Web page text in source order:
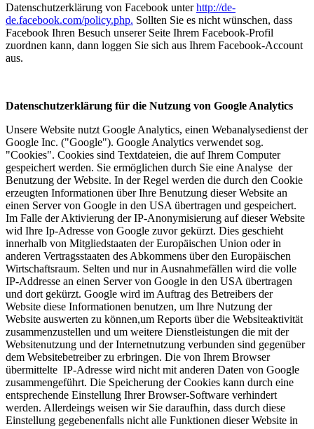
Datenschutzerklärung von Facebook unterhttp://de-
de.facebook.com/policy.php. Sollten Sie es nicht wünschen, dass
Facebook Ihren Besuch unserer Seite Ihrem Facebook-Profil
zuordnen kann, dann loggen Sie sich aus Ihrem Facebook-Account
aus.
Datenschutzerklärung für die Nutzung von Google Analytics
Unsere Website nutzt Google Analytics, einen Webanalysedienst der
Google Inc. ("Google"). Google Analytics verwendet sog.
"Cookies". Cookies sind Textdateien, die auf Ihrem Computer
gespeichert werden. Sie ermöglichen durch Sie eine Analyse der
Benutzung der Website. In der Regel werden die durch den Cookie
erzeugten Informationen über Ihre Benutzung dieser Website an
einen Server von Google in den USA übertragen und gespeichert.
Im Falle der Aktivierung der IP-Anonymisierung auf dieser Website
wid Ihre Ip-Adresse von Google zuvor gekürzt. Dies geschieht
innerhalb von Mitgliedstaaten der Europäischen Union oder in
anderen Vertragsstaaten des Abkommens über den Europäischen
Wirtschaftsraum. Selten und nur in Ausnahmefällen wird die volle
IP-Addresse an einen Server von Google in den USA übertragen
und dort gekürzt. Google wird im Auftrag des Betreibers der
Website diese Informationen benutzen, um Ihre Nutzung der
Website auswerten zu können,um Reports über die Websiteaktivität
zusammenzustellen und um weitere Dienstleistungen die mit der
Websitenutzung und der Internetnutzung verbunden sind gegenüber
dem Websitebetreiber zu erbringen. Die von Ihrem Browser
übermittelte IP-Adresse wird nicht mit anderen Daten von Google
zusammengeführt. Die Speicherung der Cookies kann durch eine
entsprechende Einstellung Ihrer Browser-Software verhindert
werden. Allerdeings weisen wir Sie daraufhin, dass durch diese
Einstellung gegebenenfalls nicht alle Funktionen dieser Website in